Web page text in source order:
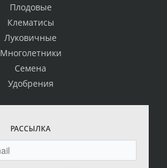
Плодовые
Клематисы
Луковичные
Многолетники
Семена
Удобрения
РАССЫЛКА